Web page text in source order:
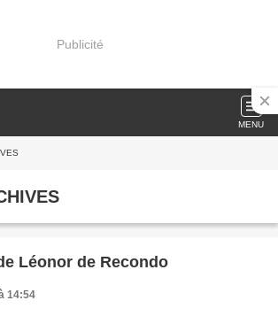
Publicité
MENU
Léonor de Recondo
14:54